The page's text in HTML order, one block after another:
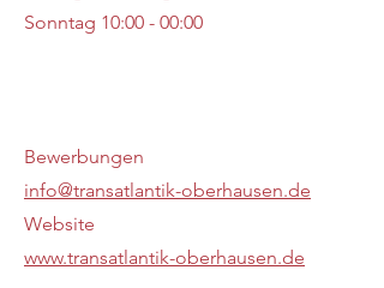
Sonntag 10:00 - 00:00
Bewerbungen
info@transatlantik-oberhausen.de
Website
www.transatlantik-oberhausen.de